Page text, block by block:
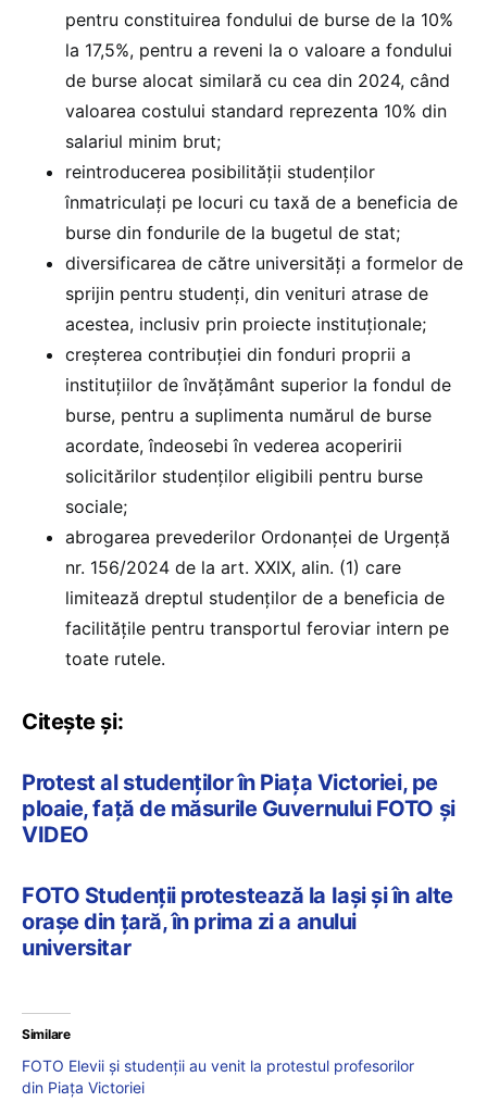
pentru constituirea fondului de burse de la 10%
la 17,5%, pentru a reveni la o valoare a fondului
de burse alocat similară cu cea din 2024, când
valoarea costului standard reprezenta 10% din
salariul minim brut;
reintroducerea posibilității studenților
înmatriculați pe locuri cu taxă de a beneficia de
burse din fondurile de la bugetul de stat;
diversificarea de către universități a formelor de
sprijin pentru studenți, din venituri atrase de
acestea, inclusiv prin proiecte instituționale;
creșterea contribuției din fonduri proprii a
instituțiilor de învățământ superior la fondul de
burse, pentru a suplimenta numărul de burse
acordate, îndeosebi în vederea acoperirii
solicitărilor studenților eligibili pentru burse
sociale;
abrogarea prevederilor Ordonanței de Urgență
nr. 156/2024 de la art. XXIX, alin. (1) care
limitează dreptul studenților de a beneficia de
facilitățile pentru transportul feroviar intern pe
toate rutele.
Citește și:
Protest al studenților în Piața Victoriei, pe
ploaie, față de măsurile Guvernului FOTO și
VIDEO
FOTO Studenții protestează la Iași și în alte
orașe din țară, în prima zi a anului
universitar
Similare
FOTO Elevii și studenții au venit la protestul profesorilor
din Piața Victoriei